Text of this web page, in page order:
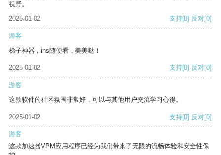
视野。
2025-01-02
支持[0] 反对[0]
游客
梯子神器，ins随便看，美美哒！
2025-01-02 支持[0] 反对[0]
游客
这款软件的社区氛围非常好，可以与其他用户交流学习心得。
2025-01-02 支持[0] 反对[0]
游客
这款加速器VPM应用程序已经为我们带来了无限的流畅体验和安全性保